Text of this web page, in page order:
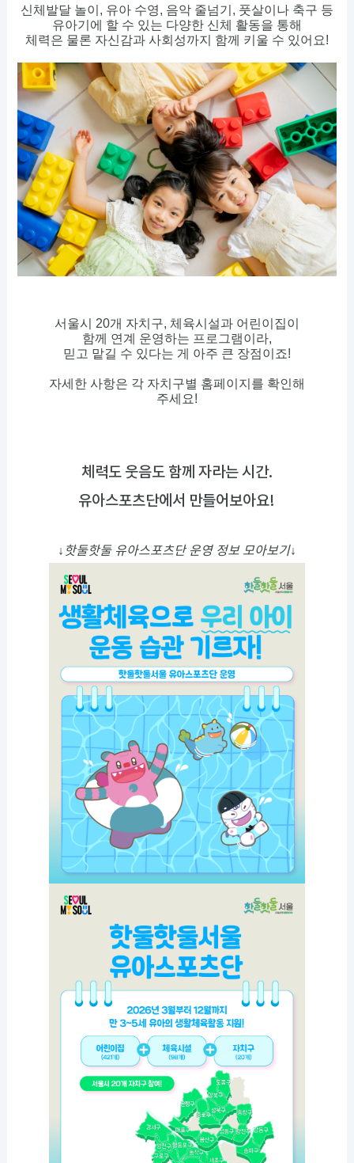
신체발달 놀이, 유아 수영, 음악 줄넘기, 풋살이나 축구 등
유아기에 할 수 있는 다양한 신체 활동을 통해
체력은 물론 자신감과 사회성까지 함께 키울 수 있어요!
서울시 20개 자치구, 체육시설과 어린이집이
함께 연계 운영하는 프로그램이라,
믿고 맡길 수 있다는 게 아주 큰 장점이죠!
자세한 사항은 각 자치구별 홈페이지를 확인해
주세요!
체력도 웃음도 함께 자라는 시간.
유아스포츠단에서 만들어보아요!
↓핫둘핫둘 유아스포츠단 운영 정보 모아보기↓